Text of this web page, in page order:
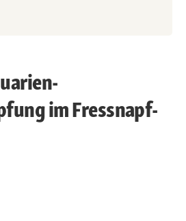
im Fressnapf-